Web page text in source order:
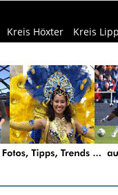
Kreis Höxter Kreis